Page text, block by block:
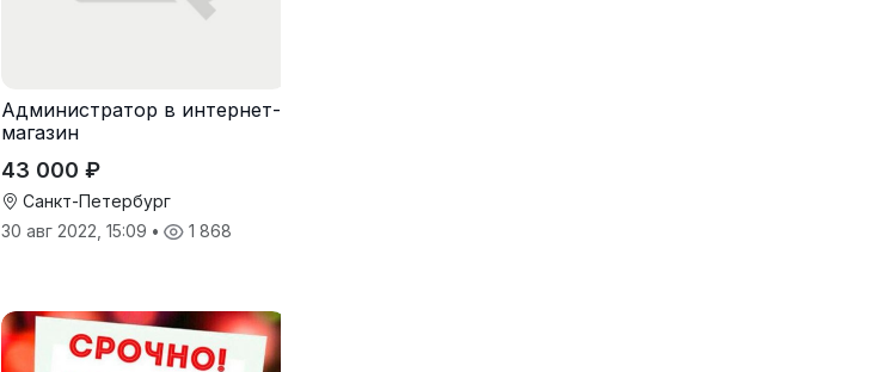
Администратор в интернет-
магазин
43 000 ₽
Санкт-Петербург
30 авг 2022, 15:09 • 1 868